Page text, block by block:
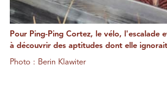
Pour Ping-Ping Cortez, le vélo, l'escalade
à découvrir des aptitudes dont elle
Photo : Berin Klawiter